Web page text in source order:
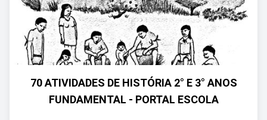
70 ATIVIDADES DE HISTÓRIA 2° E 3° ANOS
FUNDAMENTAL - PORTAL ESCOLA